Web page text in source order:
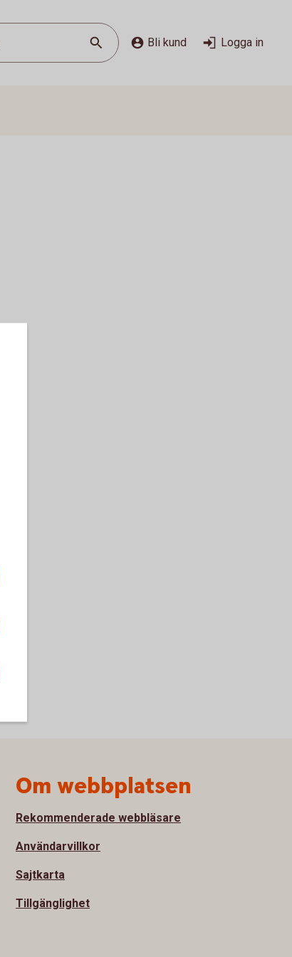
Bli kund Logga in
Om webbplatsen
Rekommenderade webbläsare
Användarvillkor
Sajtkarta
Tillgänglighet